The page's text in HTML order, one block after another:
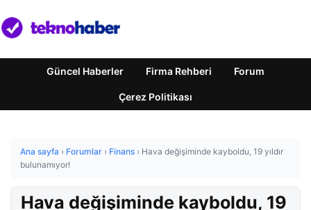
Güncel Haberler Firma Rehberi Forum
Çerez Politikası
Ana sayfa › Forumlar › Finans › Hava değişiminde kayboldu, 19 yıldır
bulunamıyor!
Hava değişiminde kayboldu, 19